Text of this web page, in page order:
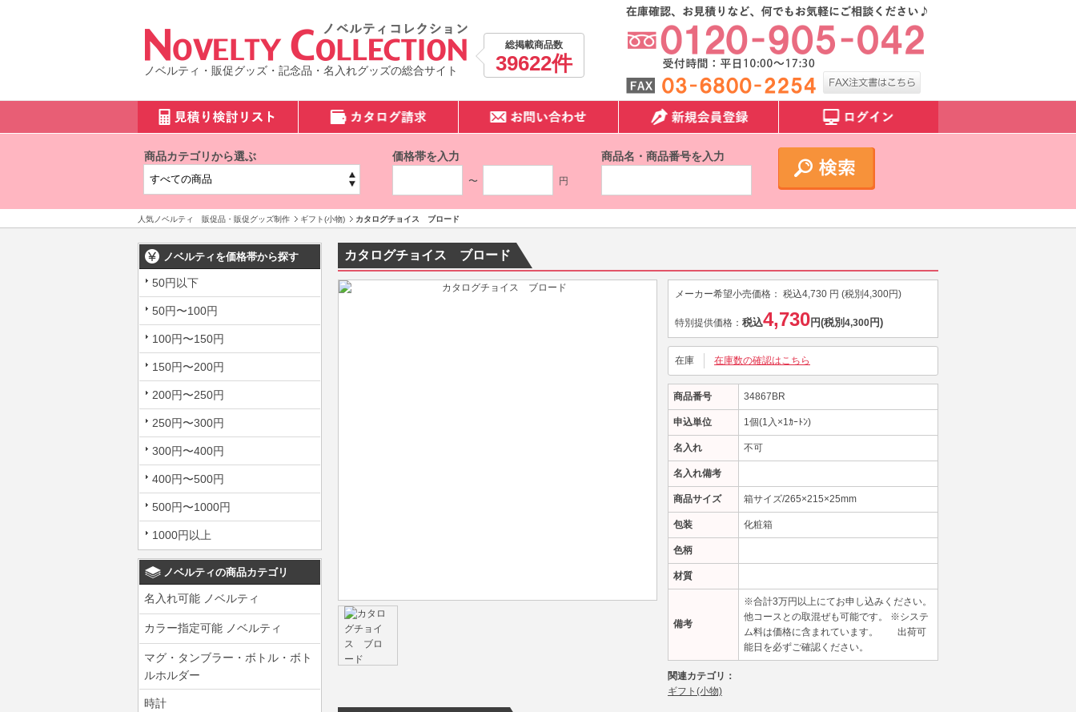
ノベルティ・販促グッズ・記念品・名入れグッズの総合サイト
総掲載商品数
39622件
商品カテゴリから選ぶ 価格帯を入力
〜 円
商品名・商品番号を入力
人気ノベルティ 販促品・販促グッズ制作 ギフト(小物) カタログチョイス ブロード
ノベルティを価格帯から探す
50円以下
50円〜100円
100円〜150円
150円〜200円
200円〜250円
250円〜300円
300円〜400円
400円〜500円
500円〜1000円
1000円以上
ノベルティの商品カテゴリ
名入れ可能 ノベルティ
カラー指定可能 ノベルティ
マグ・タンブラー・ボトル・ボト
ルホルダー
時計
カタログチョイス ブロード
メーカー希望小売価格： 税込4,730 円 (税別 4,300円)
特別提供価格： 税込4,730円(税別 4,300円)
在庫 在庫数の確認はこちら
商品番号 34867BR
申込単位 1個(1入×1ｶｰﾄﾝ)
名入れ 不可
名入れ備考
商品サイズ 箱サイズ/265×215×25mm
包装 化粧箱
色柄
材質
備考
※合計3万円以上にてお申し込みください。
他コースとの取混ぜも可能です。 ※システ
ム料は価格に含まれています。 出荷可
能日を必ずご確認ください。
関連カテゴリ：
ギフト(小物)